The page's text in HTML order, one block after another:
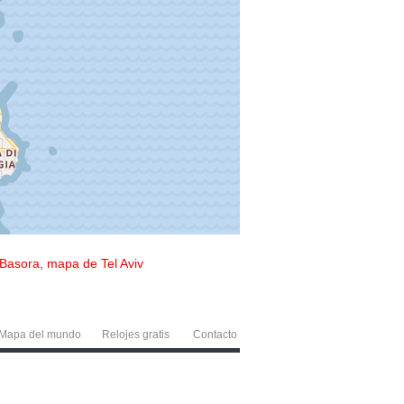
mapa de Tel Aviv
del mundo Relojes gratis Contacto